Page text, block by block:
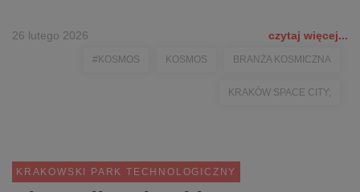
26 lutego 2026 czytaj więcej...
#KOSMOS KOSMOS BRANŻA KOSMICZNA
KRAKÓW SPACE CITY;
KRAKOWSKI PARK TECHNOLOGICZNY